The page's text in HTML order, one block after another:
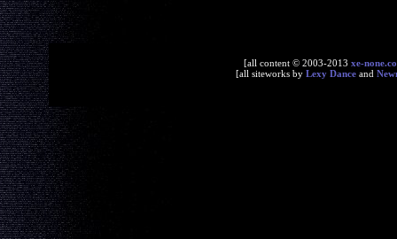
[all content © 2003-2013 xe-
[all siteworks by Lexy Danceand